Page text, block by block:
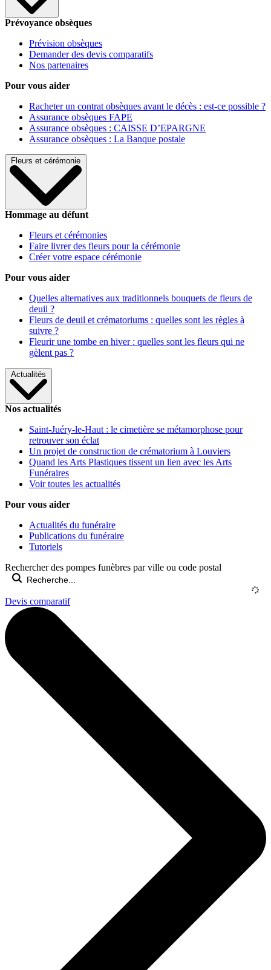
Prévoyance obsèques
Prévision obsèques
Demander des devis comparatifs
Nos partenaires
Pour vous aider
Racheter un contrat obsèques avant le décès : est-ce possible ?
Assurance obsèques FAPE
Assurance obsèques : CAISSE D’EPARGNE
Assurance obsèques : La Banque postale
Fleurs et cérémonie
Hommage au défunt
Fleurs et cérémonies
Faire livrer des fleurs pour la cérémonie
Créer votre espace cérémonie
Pour vous aider
Quelles alternatives aux traditionnels bouquets de fleurs de
deuil ?
Fleurs de deuil et crématoriums : quelles sont les règles à
suivre ?
Fleurir une tombe en hiver : quelles sont les fleurs qui ne
gèlent pas ?
Actualités
Nos actualités
Saint-Juéry-le-Haut : le cimetière se métamorphose pour
retrouver son éclat
Un projet de construction de crématorium à Louviers
Quand les Arts Plastiques tissent un lien avec les Arts
Funéraires
Voir toutes les actualités
Pour vous aider
Actualités du funéraire
Publications du funéraire
Tutoriels
Rechercher des pompes funèbres par ville ou code postal
Devis comparatif